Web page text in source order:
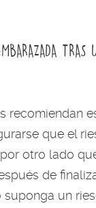
TRAS
recomiendan
que el
otro lado
de
un